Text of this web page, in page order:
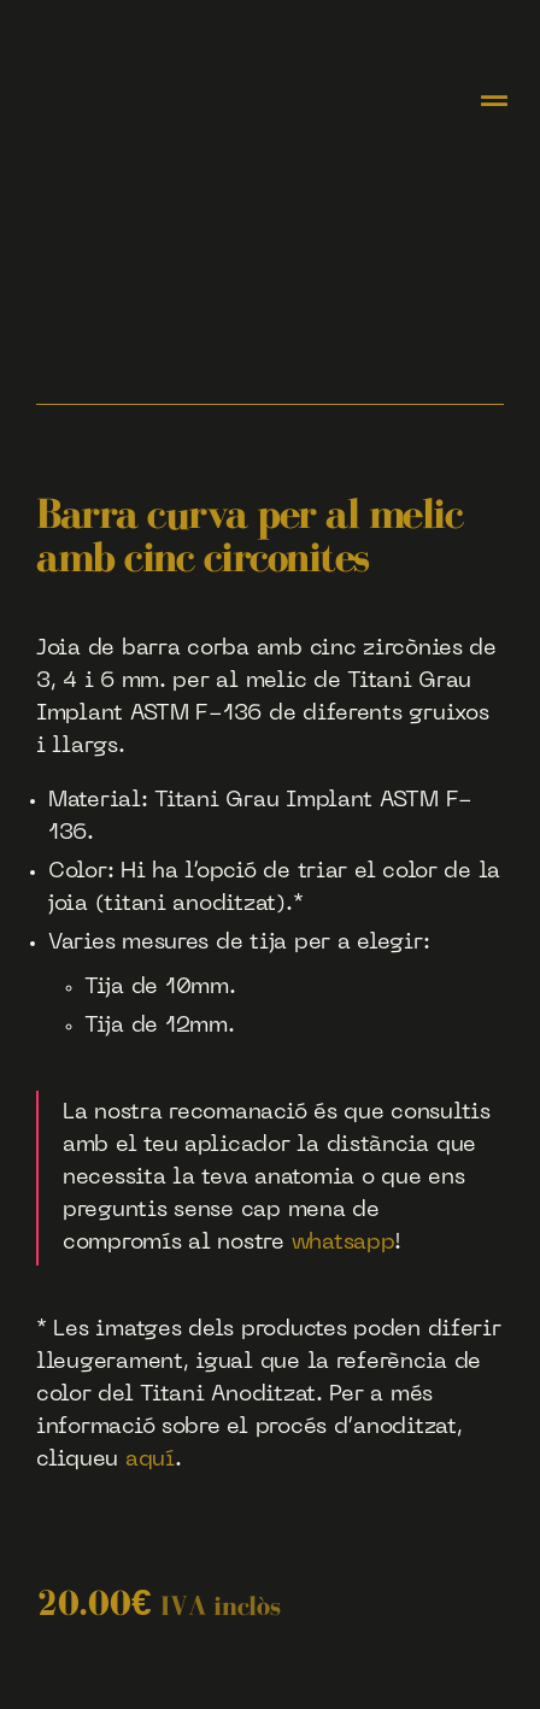
Barra curva per al melic
amb cinc circonites
Joia de barra corba amb cinc zircònies de
3, 4 i 6 mm. per al melic de Titani Grau
Implant ASTM F-136 de diferents gruixos
i llargs.
Material: Titani Grau Implant ASTM F-
136.
Color: Hi ha l’opció de triar el color de la
joia (titani anoditzat).*
Varies mesures de tija per a elegir:
Tija de 10mm.
Tija de 12mm.
La nostra recomanació és que consultis
amb el teu aplicador la distància que
necessita la teva anatomia o que ens
preguntis sense cap mena de
compromís al nostre whatsapp!
* Les imatges dels productes poden diferir
lleugerament, igual que la referència de
color del Titani Anoditzat. Per a més
informació sobre el procés d’anoditzat,
cliqueu aquí.
20.00€ IVA inclòs